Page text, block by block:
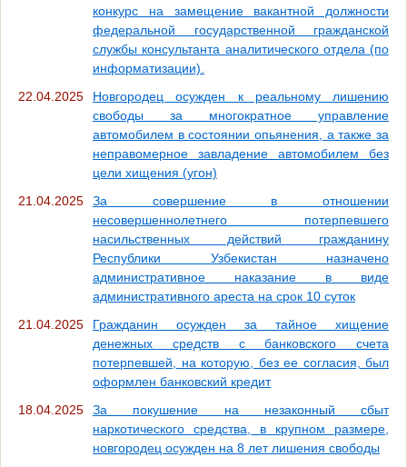
конкурс на замещение вакантной должности
федеральной государственной гражданской
службы консультанта аналитического отдела (по
информатизации).
22.04.2025
Новгородец осужден к реальному лишению
свободы за многократное управление
автомобилем в состоянии опьянения, а также за
неправомерное завладение автомобилем без
цели хищения (угон)
21.04.2025
За совершение в отношении
несовершеннолетнего потерпевшего
насильственных действий гражданину
Республики Узбекистан назначено
административное наказание в виде
административного ареста на срок 10 суток
21.04.2025
Гражданин осужден за тайное хищение
денежных средств с банковского счета
потерпевшей, на которую, без ее согласия, был
оформлен банковский кредит
18.04.2025
За покушение на незаконный сбыт
наркотического средства, в крупном размере,
новгородец осужден на 8 лет лишения свободы